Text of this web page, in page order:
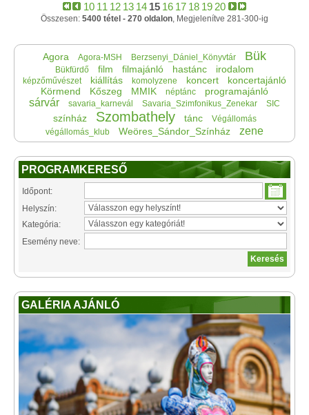
10 11 12 13 14 15 16 17 18 19 20
Összesen: 5400 tétel - 270 oldalon, Megjelenítve 281-300-ig
Agora Agora-MSH Berzsenyi_Dániel_Könyvtár Bük
Bükfürdő film filmajánló hastánc irodalom
képzőművészet kiállítás komolyzene koncert
koncertajánló
Körmend
Kőszeg MMIK néptánc programajánló
sárvár savaria_karnevál Savaria_Szimfonikus_Zenekar SIC
színház Szombathely tánc
Végállomás
végállomás_klub
Weöres_Sándor_Színház zene
PROGRAMKERESŐ
Időpont:
Helyszín:
Kategória:
Esemény neve:
GALÉRIA AJÁNLÓ